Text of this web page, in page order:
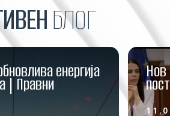
БЛОГ
енергија
| Правни
Нов